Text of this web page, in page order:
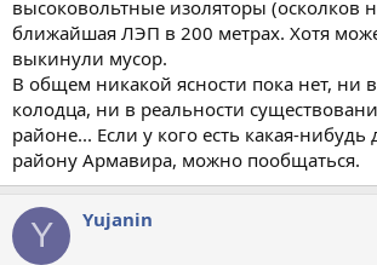
высоковольтные изоляторы (осколков
ближайшая ЛЭП в 200 метрах. Хотя
выкинули мусор.
В общем никакой ясности пока нет, ни
колодца, ни в реальности
районе... Если у кого есть какая-
району Армавира, можно пообщаться.
Y Yujanin